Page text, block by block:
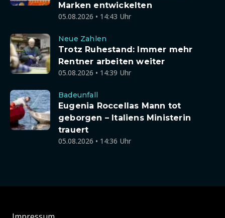
Marken entwickelten
05.08.2026 • 14:43 Uhr
Neue Zahlen
Trotz Ruhestand: Immer mehr
Rentner arbeiten weiter
05.08.2026 • 14:39 Uhr
Badeunfall
Eugenia Roccellas Mann tot
geborgen – Italiens Ministerin
trauert
05.08.2026 • 14:36 Uhr